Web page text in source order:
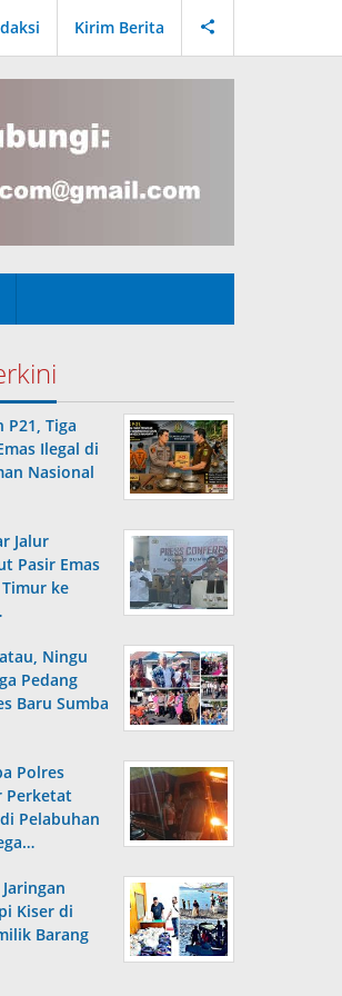
Kirim Berita
P21, Tiga
Ilegal di
Nasional
Jalur
Pasir Emas
ke
Ningu
Pedang
Baru Sumba
Polres
Perketat
Pelabuhan
Kiser di
Barang